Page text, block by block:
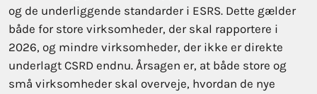
og de underliggende standarder i ESRS. Dette gælder
både for store virksomheder, der skal rapportere i
2026, og mindre virksomheder, der ikke er direkte
underlagt CSRD endnu. Årsagen er, at både store og
små virksomheder skal overveje, hvordan de nye